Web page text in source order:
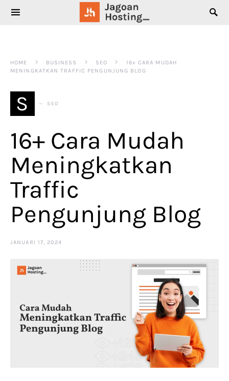
SEARCH FOR:
HOME BUSINESS SEO
16+ CARA MUDAH
MENINGKATKAN TRAFFIC PENGUNJUNG BLOG
S SEO
16+ Cara Mudah
Meningkatkan
Traffic
Pengunjung Blog
JANUARI 17, 2024